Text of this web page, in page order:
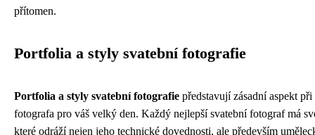
přítomen.
Portfolia a styly svatební fotografie
Portfolia a styly svatební fotografie představují zásadní aspekt
fotografa pro váš velký den. Každý nejlepší svatební fotograf má
které odráží nejen jeho technické dovednosti, ale především